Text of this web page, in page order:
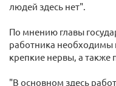
людей здесь нет".
По мнению главы
работника необходимы
крепкие нервы, а также
"В основном здесь